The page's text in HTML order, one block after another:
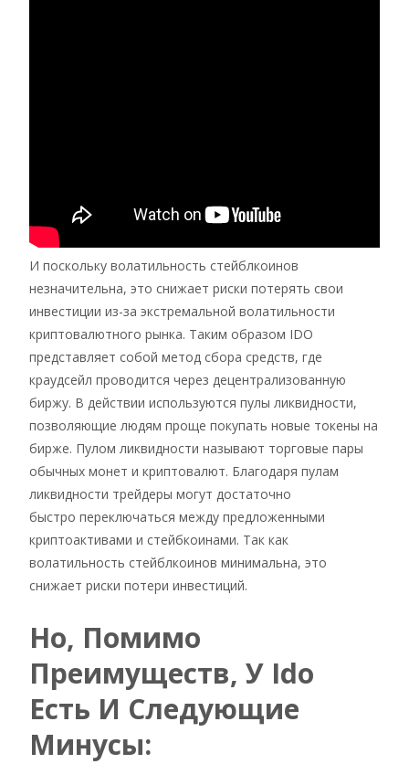
И поскольку волатильность стейблкоинов
незначительна, это снижает риски потерять свои
инвестиции из-за экстремальной волатильности
криптовалютного рынка. Таким образом IDO
представляет собой метод сбора средств, где
краудсейл проводится через децентрализованную
биржу. В действии используются пулы ликвидности,
позволяющие людям проще покупать новые токены на
бирже. Пулом ликвидности называют торговые пары
обычных монет и криптовалют. Благодаря пулам
ликвидности трейдеры могут достаточно
быстро переключаться между предложенными
криптоактивами и стейбкоинами. Так как
волатильность стейблкоинов минимальна, это
снижает риски потери инвестиций.
Но, Помимо
Преимуществ, У Ido
Есть И Следующие
Минусы: